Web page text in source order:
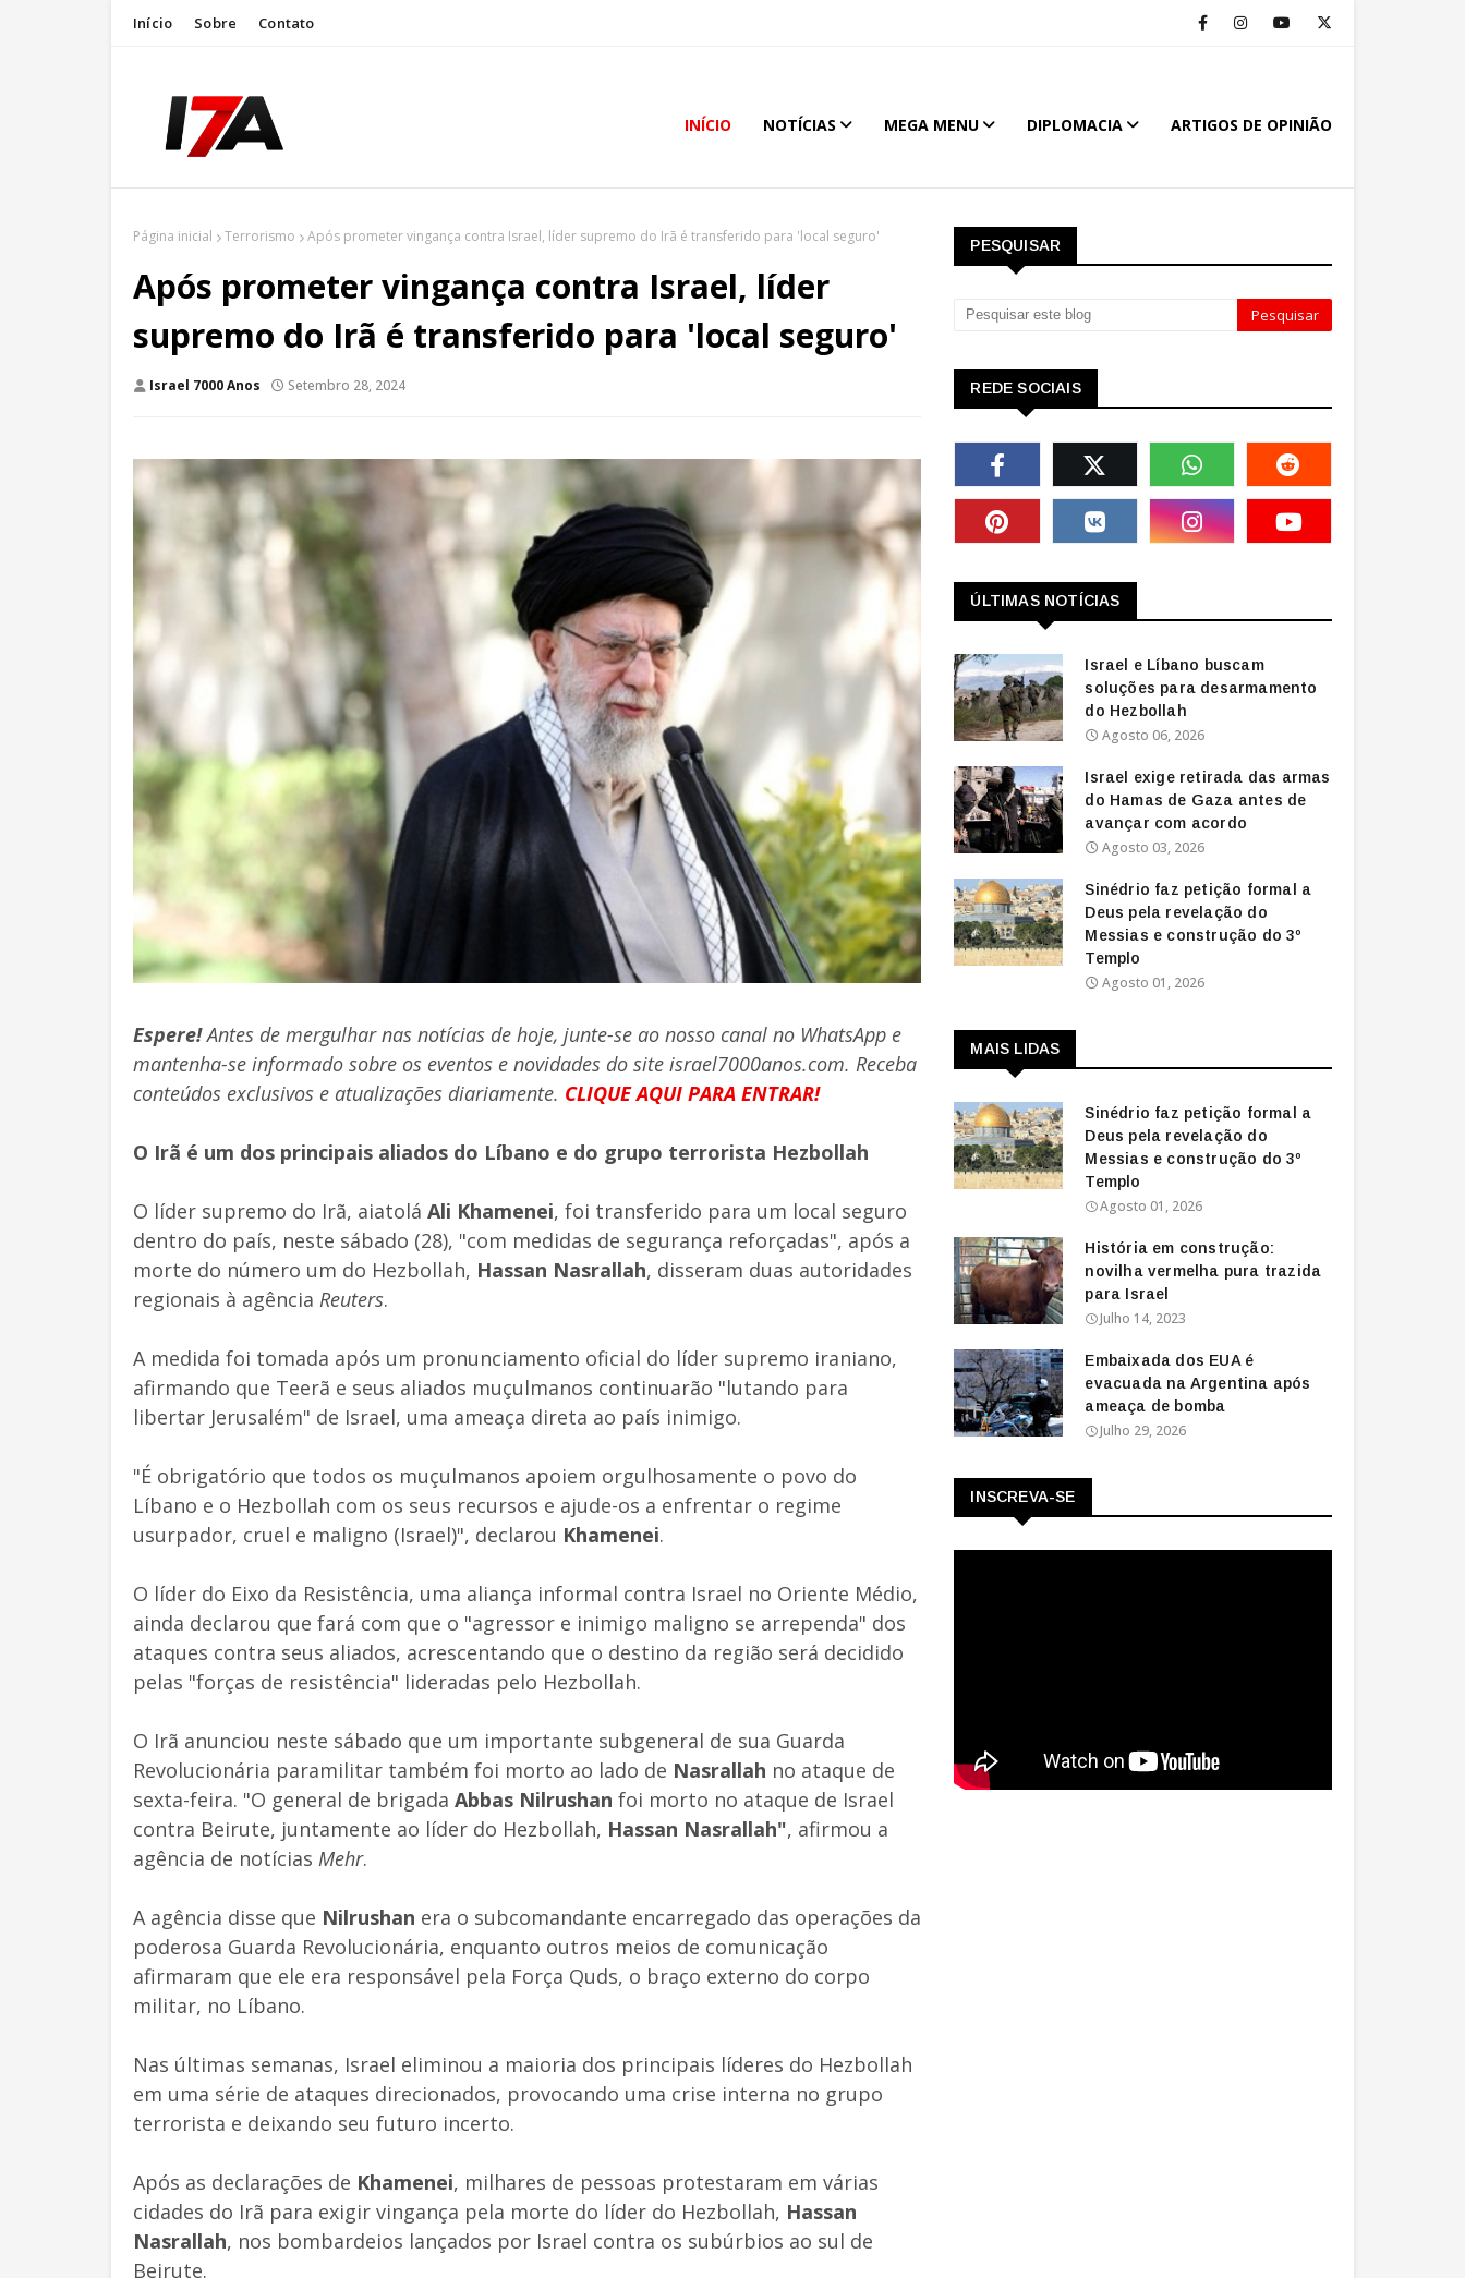
Início Sobre Contato
INÍCIO NOTÍCIAS MEGA MENU DIPLOMACIA ARTIGOS DE OPINIÃO
Página inicial Terrorismo Após prometer vingança contra Israel, líder supremo do Irã é transferido para 'local seguro'
Após prometer vingança contra Israel, líder
supremo do Irã é transferido para 'local seguro'
Israel 7000 Anos Setembro 28, 2024
Espere!Antes de mergulhar nas notícias de hoje, junte-se ao nosso canal no WhatsApp e
mantenha-se informado sobre os eventos e novidades do site israel7000anos.com. Receba
conteúdos exclusivos e atualizações diariamente. CLIQUE AQUI PARA ENTRAR!
O Irã é um dos principais aliados do Líbano e do grupo terrorista Hezbollah
O líder supremo do Irã, aiatolá Ali Khamenei, foi transferido para um local seguro
dentro do país, neste sábado (28), "com medidas de segurança reforçadas", após a
morte do número um do Hezbollah, Hassan Nasrallah, disseram duas autoridades
regionais à agência Reuters.
A medida foi tomada após um pronunciamento oficial do líder supremo iraniano,
afirmando que Teerã e seus aliados muçulmanos continuarão "lutando para
libertar Jerusalém" de Israel, uma ameaça direta ao país inimigo.
"É obrigatório que todos os muçulmanos apoiem orgulhosamente o povo do
Líbano e o Hezbollah com os seus recursos e ajude-os a enfrentar o regime
usurpador, cruel e maligno (Israel)", declarou Khamenei.
O líder do Eixo da Resistência, uma aliança informal contra Israel no Oriente Médio,
ainda declarou que fará com que o "agressor e inimigo maligno se arrependa" dos
ataques contra seus aliados, acrescentando que o destino da região será decidido
pelas "forças de resistência" lideradas pelo Hezbollah.
O Irã anunciou neste sábado que um importante subgeneral de sua Guarda
Revolucionária paramilitar também foi morto ao lado de Nasrallah no ataque de
sexta-feira. "O general de brigada Abbas Nilrushan foi morto no ataque de Israel
contra Beirute, juntamente ao líder do Hezbollah, Hassan Nasrallah", afirmou a
agência de notícias Mehr.
A agência disse que Nilrushan era o subcomandante encarregado das operações da
poderosa Guarda Revolucionária, enquanto outros meios de comunicação
afirmaram que ele era responsável pela Força Quds, o braço externo do corpo
militar, no Líbano.
Nas últimas semanas, Israel eliminou a maioria dos principais líderes do Hezbollah
em uma série de ataques direcionados, provocando uma crise interna no grupo
terrorista e deixando seu futuro incerto.
Após as declarações de Khamenei, milhares de pessoas protestaram em várias
cidades do Irã para exigir vingança pela morte do líder do Hezbollah, Hassan
Nasrallah, nos bombardeios lançados por Israel contra os subúrbios ao sul de
Beirute.
PESQUISAR
REDE SOCIAIS
ÚLTIMAS NOTÍCIAS
Israel e Líbano buscam
soluções para desarmamento
do Hezbollah
Agosto 06, 2026
Israel exige retirada das armas
do Hamas de Gaza antes de
avançar com acordo
Agosto 03, 2026
Sinédrio faz petição formal a
Deus pela revelação do
Messias e construção do 3º
Templo
Agosto 01, 2026
MAIS LIDAS
Sinédrio faz petição formal a
Deus pela revelação do
Messias e construção do 3º
Templo
Agosto 01, 2026
História em construção:
novilha vermelha pura trazida
para Israel
Julho 14, 2023
Embaixada dos EUA é
evacuada na Argentina após
ameaça de bomba
Julho 29, 2026
INSCREVA-SE